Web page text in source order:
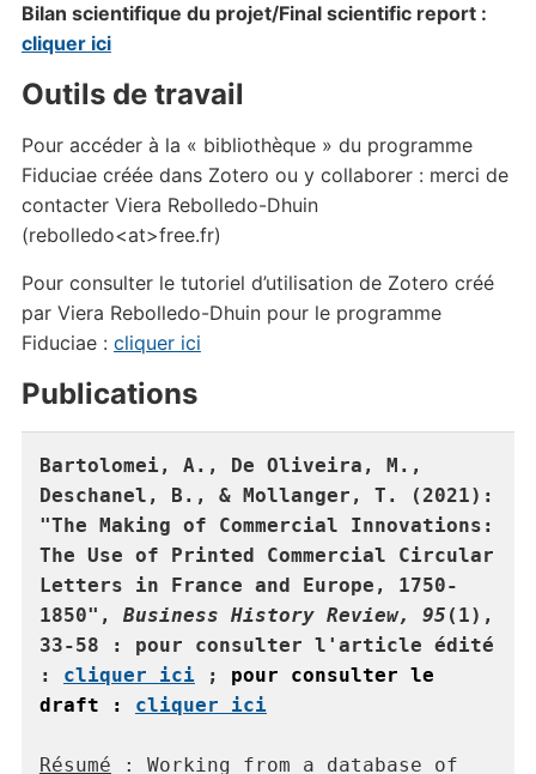
Bilan scientifique du projet/Final scientific report :
cliquer ici
Outils de travail
Pour accéder à la « bibliothèque » du programme
Fiduciae créée dans Zotero ou y collaborer : merci de
contacter Viera Rebolledo-Dhuin
(rebolledo<at>free.fr)
Pour consulter le tutoriel d’utilisation de Zotero créé
par Viera Rebolledo-Dhuin pour le programme
Fiduciae : cliquer ici
Publications
Bartolomei, A., De Oliveira, M.,
Deschanel, B., & Mollanger, T. (2021):
"The Making of Commercial Innovations:
The Use of Printed Commercial Circular
Letters in France and Europe, 1750-
1850", Business History Review, 95 (1),
33-58 : pour consulter l'article édité
: cliquer ici ; pour consulter le
draft : cliquer ici
Résumé : Working from a database of